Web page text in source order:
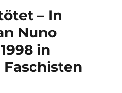
– In
Nuno
in